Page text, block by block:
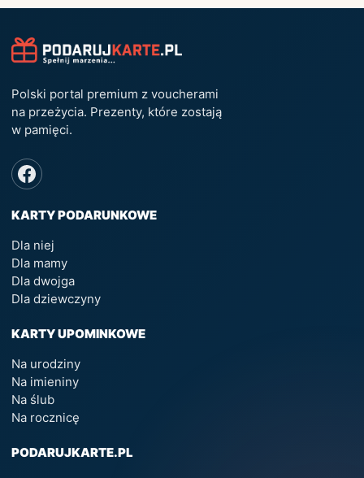
Polski portal premium z voucherami
na przeżycia. Prezenty, które zostają
w pamięci.
KARTY PODARUNKOWE
Dla niej
Dla mamy
Dla dwojga
Dla dziewczyny
KARTY UPOMINKOWE
Na urodziny
Na imieniny
Na ślub
Na rocznicę
PODARUJKARTE.PL